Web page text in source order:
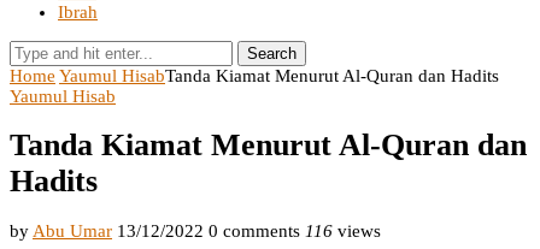
Ibrah
Search
Home Yaumul HisabTanda Kiamat Menurut Al-Quran dan Hadits
Yaumul Hisab
Tanda Kiamat Menurut Al-Quran dan
Hadits
by Abu Umar 13/12/2022 0 comments 116 views